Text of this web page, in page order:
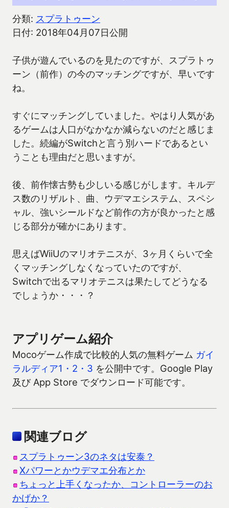
分類: スプラトゥーン
日付: 2018年04月07日公開
子供が遊んでいるのを見たのですが、スプラトゥ
ーン（前作）の今のマッチングですが、早いです
ね。
すぐにマッチングしていました。やはり人気があ
るゲームは人口がなかなか減らないのだと感じま
した。続編がSwitchと言う別ハードであるとい
うことも理由だと思いますが。
後、前作懐古勢も少しいる感じがします。キルデ
ス数のリザルト、曲、ウデマエシステム、スペシ
ャル、強いシールドなど前作の方が良かったと感
じる部分が確かにあります。
思えばWiiUのマリオテニスが、3ヶ月くらいで全
くマッチングしなくなっていたのですが、
Switchで出るマリオテニスは果たしてどうなる
でしょうか・・・？
アプリゲーム紹介
Mocoゲーム作成で比較的人気の無料ゲーム ガイ
ラルディア1・2・3 を公開中です。Google Play
及び App Store でダウンロード可能です。
関連ブログ
スプラトゥーン3のネタは安泰？
Xパワーとかウデマエ分布とか
ちょっと上手くなったか、コントローラーのお
かげか？